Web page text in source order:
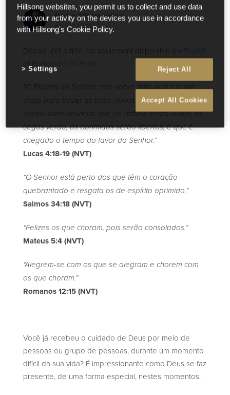
Pedro Albuquerque
Nov 22 2022
Désolé, cet article est seulement disponible en English
etPortuguês do Brasil.
“O Espírito do Senhor está sobre mim, pois ele me
ungiu para trazer as boas-novas aos pobres. Ele me
enviou para anunciar que os cativos serão soltos, os
cegos verão, os oprimidos serão libertos, e que é
chegado o tempo do favor do Senhor.”
Lucas 4:18-19 (NVT)
“O Senhor está perto dos que têm o coração
quebrantado e resgata os de espírito oprimido.”
Salmos 34:18 (NVT)
“Felizes os que choram, pois serão consolados.”
Mateus 5:4 (NVT)
“Alegrem-se com os que se alegram e chorem com
os que choram.”
Romanos 12:15 (NVT)
Você já recebeu o cuidado de Deus por meio de
pessoas ou grupo de pessoas, durante um momento
difícil da sua vida? É impressionante como Deus se faz
presente, de uma forma especial, nestes momentos.
Hillsong websites, you permit us to collect and use data
from your activity on the devices you use in accordance
with Hillsong's Cookie Policy.
Reject All
Accept All Cookies
Settings